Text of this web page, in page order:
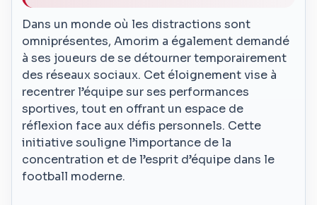
Dans un monde où les distractions sont
omniprésentes, Amorim a également demandé
à ses joueurs de se détourner temporairement
des réseaux sociaux. Cet éloignement vise à
recentrer l’équipe sur ses performances
sportives, tout en offrant un espace de
réflexion face aux défis personnels. Cette
initiative souligne l’importance de la
concentration et de l’esprit d’équipe dans le
football moderne.